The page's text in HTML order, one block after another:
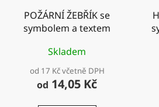
POŽÁRNÍ ŽEBŘÍK se
symbolem a textem
Skladem
od 17 Kč včetně DPH
od 14,05 Kč